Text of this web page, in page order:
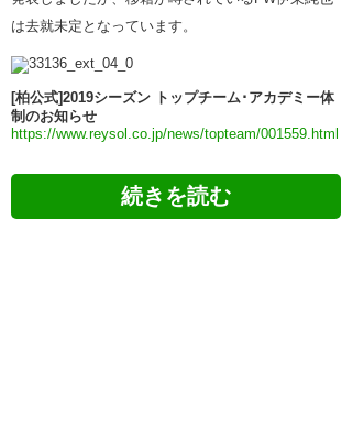
は去就未定となっています。
[柏公式]2019シーズン トップチーム･アカデミー体
制のお知らせ
https://www.reysol.co.jp/news/topteam/001559.html